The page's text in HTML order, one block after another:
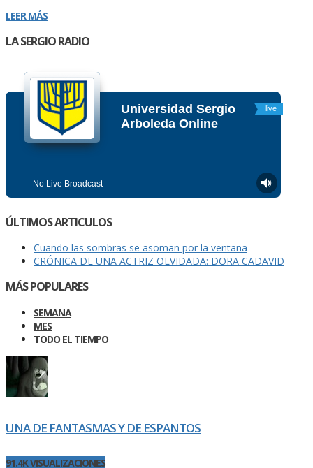
LEER MÁS
LA SERGIO RADIO
ÚLTIMOS ARTICULOS
Cuando las sombras se asoman por la ventana
CRÓNICA DE UNA ACTRIZ OLVIDADA: DORA CADAVID
MÁS POPULARES
SEMANA
MES
TODO EL TIEMPO
UNA DE FANTASMAS Y DE ESPANTOS
91.4K VISUALIZACIONES